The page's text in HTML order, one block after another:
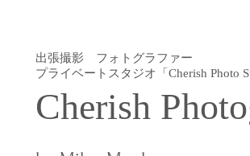
出張撮影 フォトグラファー
プライベートスタジオ「Cherish Photo
Cherish